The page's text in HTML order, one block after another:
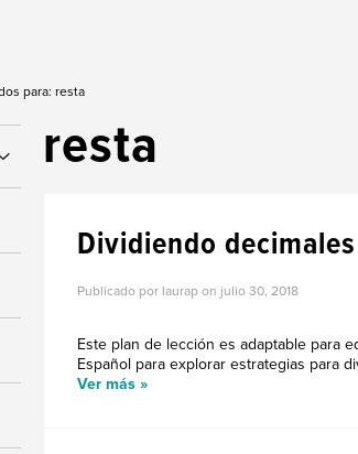
para: resta
resta
Dividiendo decimales
Publicado por laurap on julio 30, 2018
Este plan de lección es adaptable para
Español para explorar estrategias para
Ver más »